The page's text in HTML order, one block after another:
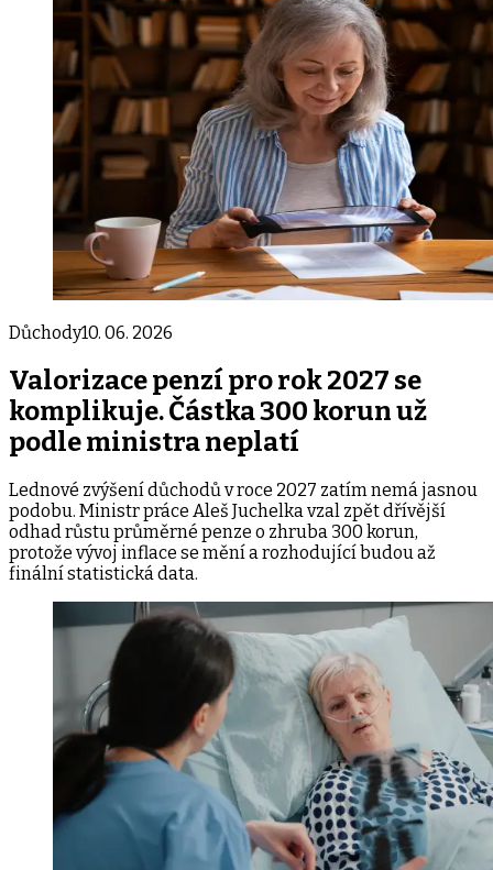
Důchody10. 06. 2026
Valorizace penzí pro rok 2027 se
komplikuje. Částka 300 korun už
podle ministra neplatí
Lednové zvýšení důchodů v roce 2027 zatím nemá jasnou
podobu. Ministr práce Aleš Juchelka vzal zpět dřívější
odhad růstu průměrné penze o zhruba 300 korun,
protože vývoj inflace se mění a rozhodující budou až
finální statistická data.